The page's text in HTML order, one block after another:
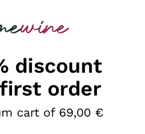
discount
order
cart of 69,00 €